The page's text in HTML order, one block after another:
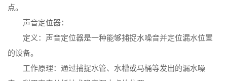
点。
声音定位器：
定义：声音定位器是一种能够捕捉水噪音并定位漏水位置
的设备。
工作原理：通过捕捉水管、水槽或马桶等发出的漏水噪